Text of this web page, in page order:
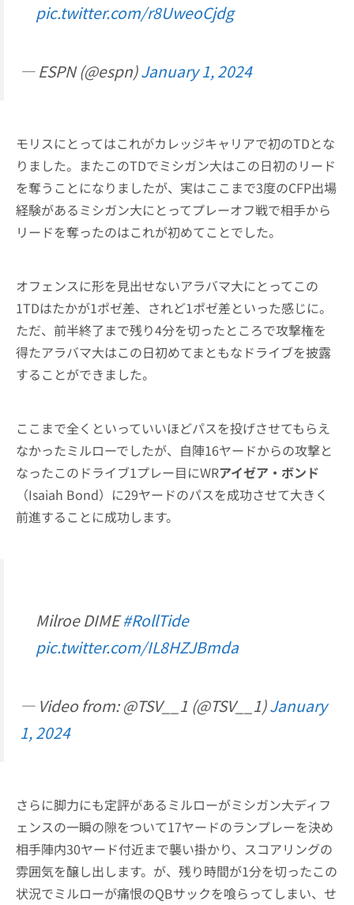
pic.twitter.com/r8UweoCjdg
— ESPN (@espn)January 1, 2024
モリスにとってはこれがカレッジキャリアで初のTDとな
りました。またこのTDでミシガン大はこの日初のリード
を奪うことになりましたが、実はここまで3度のCFP出場
経験があるミシガン大にとってプレーオフ戦で相手から
リードを奪ったのはこれが初めてことでした。
オフェンスに形を見出せないアラバマ大にとってこの
1TDはたかが1ポゼ差、されど1ポゼ差といった感じに。
ただ、前半終了まで残り4分を切ったところで攻撃権を
得たアラバマ大はこの日初めてまともなドライブを披露
することができました。
ここまで全くといっていいほどパスを投げさせてもらえ
なかったミルローでしたが、自陣16ヤードからの攻撃と
なったこのドライブ1プレー目にWRアイゼア・ボンド
（Isaiah Bond）に29ヤードのパスを成功させて大きく
前進することに成功します。
Milroe DIME#RollTide
pic.twitter.com/IL8HZJBmda
— Video from: @TSV__1 (@TSV__1)January
1, 2024
さらに脚力にも定評があるミルローがミシガン大ディフ
ェンスの一瞬の隙をついて17ヤードのランプレーを決め
相手陣内30ヤード付近まで襲い掛かり、スコアリングの
雰囲気を醸し出します。が、残り時間が1分を切ったこの
状況でミルローが痛恨のQBサックを喰らってしまい、せ